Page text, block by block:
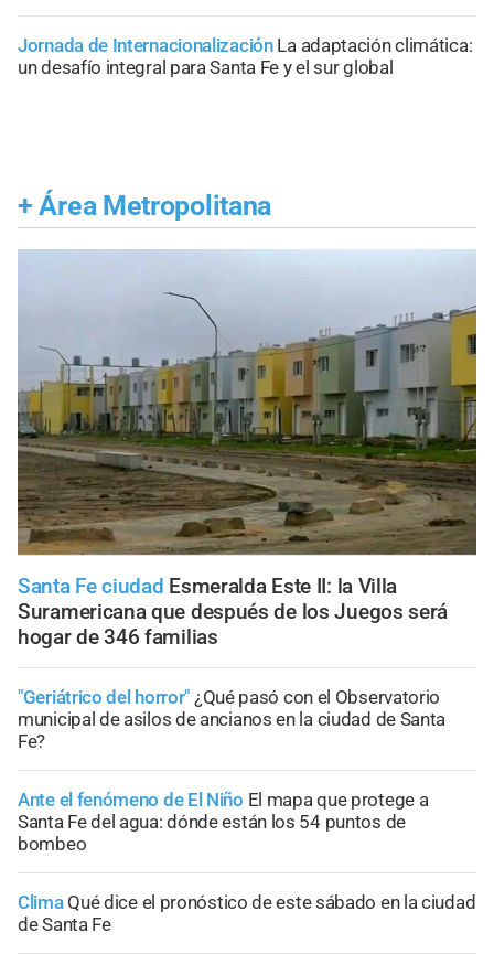
Jornada de Internacionalización La adaptación climática:
un desafío integral para Santa Fe y el sur global
+ Área Metropolitana
Santa Fe ciudad Esmeralda Este II: la Villa
Suramericana que después de los Juegos será
hogar de 346 familias
"Geriátrico del horror" ¿Qué pasó con el Observatorio
municipal de asilos de ancianos en la ciudad de Santa
Fe?
Ante el fenómeno de El Niño El mapa que protege a
Santa Fe del agua: dónde están los 54 puntos de
bombeo
Clima Qué dice el pronóstico de este sábado en la ciudad
de Santa Fe